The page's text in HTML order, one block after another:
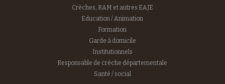
Crèches, RAM et autres EAJE
Education / Animation
Formation
Garde à domicile
Institutionnels
Responsable de crèche départementale
Santé / social